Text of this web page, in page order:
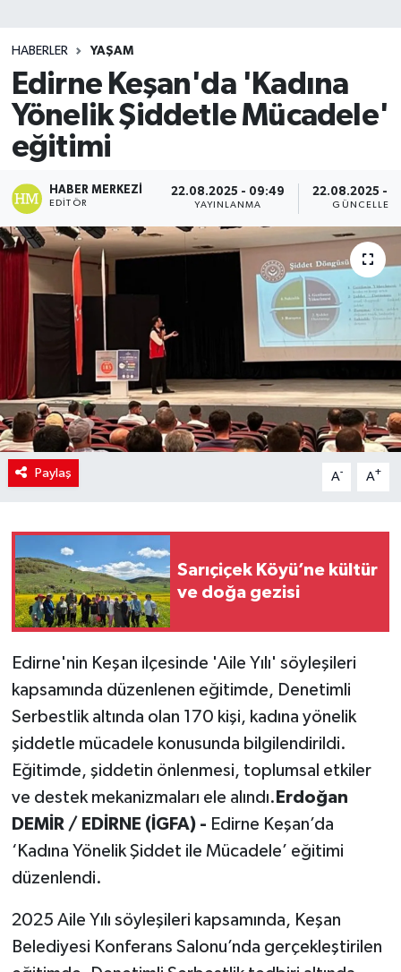
HABERLER YAŞAM
Edirne Keşan'da 'Kadına
Yönelik Şiddetle Mücadele'
eğitimi
HABER MERKEZI
EDITÖR
22.08.2025 - 09:49
YAYINLANMA
22.08.2025 -
Paylaş A- A+
Sarıçiçek Köyü’ne kültür
ve doğa gezisi
Edirne'nin Keşan ilçesinde 'Aile Yılı' söyleşileri
kapsamında düzenlenen eğitimde, Denetimli
Serbestlik altında olan 170 kişi, kadına yönelik
şiddetle mücadele konusunda bilgilendirildi.
Eğitimde, şiddetin önlenmesi, toplumsal etkiler
ve destek mekanizmaları ele alındı. Erdoğan
DEMİR / EDİRNE (İGFA) - Edirne Keşan’da
‘Kadına Yönelik Şiddet ile Mücadele’ eğitimi
düzenlendi.
2025 Aile Yılı söyleşileri kapsamında, Keşan
Belediyesi Konferans Salonu’nda gerçekleştirilen
Teknoloji
TRABZON